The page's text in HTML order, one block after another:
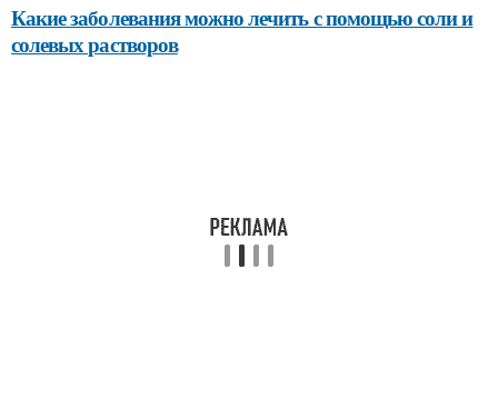
Какие заболевания можно лечить с помощью соли и
солевых растворов